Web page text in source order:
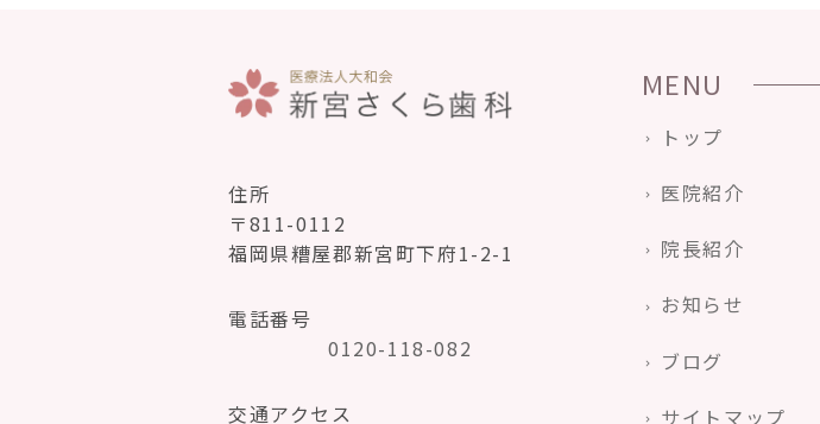
住所
〒811-0112
福岡県糟屋郡新宮町下府1-2-1
電話番号
0120-118-082
交通アクセス
MENU
トップ
医院紹介
院長紹介
お知らせ
ブログ
サイトマップ